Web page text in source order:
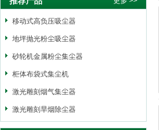
移动式高负压吸尘器
地坪抛光粉尘吸尘器
砂轮机金属粉尘集尘器
柜体布袋式集尘机
激光雕刻烟气集尘器
激光雕刻旱烟除尘器